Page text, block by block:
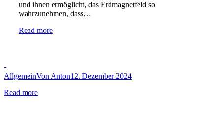
und ihnen ermöglicht, das Erdmagnetfeld so
wahrzunehmen, dass…
Read more
AllgemeinVon Anton12. Dezember 2024
Read more